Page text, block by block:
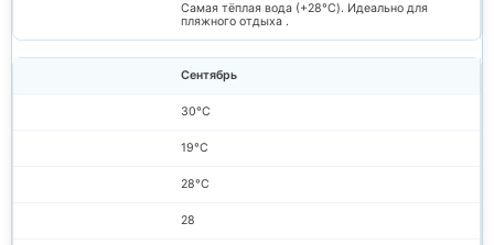
Самая тёплая вода (+28°C). Идеально для
пляжного отдыха .
Сентябрь
30°C
19°C
28°C
28